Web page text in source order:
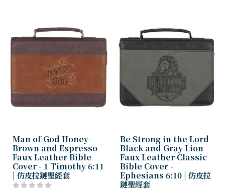
Man of God Honey-
Brown and Espresso
Faux Leather Bible
Cover - 1 Timothy 6:11
| 仿皮拉鏈聖經套
Be Strong in the Lord
Black and Gray Lion
Faux Leather Classic
Bible Cover -
Ephesians 6:10 | 仿皮拉
鏈聖經套